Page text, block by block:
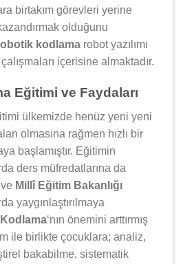
birtakım görevleri yerine
olduğunu
kodlama robot yazılımı
içerisine almaktadır.
Eğitimi ve Faydaları
ülkemizde henüz yeni yeni
olmasına rağmen hızlı bir
başlamıştır. Eğitimin
ders müfredatlarına da
Millî Eğitim Bakanlığı
yaygınlaştırılmaya
‘nın önemini arttırmış
ile birlikte çocuklara; analiz,
bakabilme, sistematik